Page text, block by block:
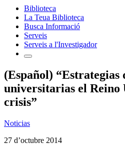
Biblioteca
La Teua Biblioteca
Busca Informació
Serveis
Serveis a l'Investigador
(Español) “Estrategias
universitarias el Reino
crisis”
Noticias
27 d’octubre 2014